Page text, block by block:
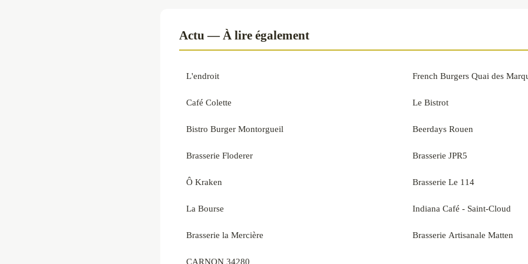
Actu — À lire également
L'endroit
Café Colette
Bistro Burger Montorgueil
Brasserie Floderer
Ô Kraken
La Bourse
Brasserie la Mercière
CARNON 34280
French Burgers Quai des
Le Bistrot
Beerdays Rouen
Brasserie JPR5
Brasserie Le 114
Indiana Café - Saint-Cloud
Brasserie Artisanale Matten